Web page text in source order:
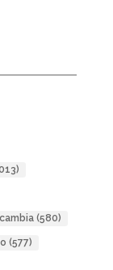
(580)
(577)